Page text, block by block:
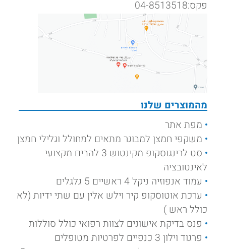
מהמוצרים שלנו
מפת אתר
משקפי חמצן למבוגר מתאים למחולל וגלילי חמצן
סט לרינגוסקופ מקינטוש 3 להבים מקצועי
לאינטובציה
עמוד אנפוזיה ניקל 4 ראשיים 5 גלגלים
ערכת אוטוסקופ קיר וילש אלין עם שתי ידיות (לא
כולל ראש )
פנס בדיקת אישונים לצוות רפואי כולל סוללות
פרגוד וילון 3 כנפיים לפרטיות מטופלים
פקס:04-8513518